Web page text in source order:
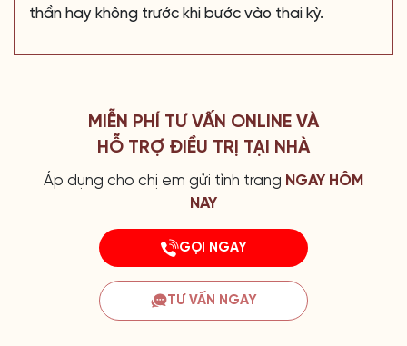
thần hay không trước khi bước vào thai kỳ.
MIỄN PHÍ TƯ VẤN ONLINE VÀ
HỖ TRỢ ĐIỀU TRỊ TẠI NHÀ
Áp dụng cho chị em gửi tình trang NGAY HÔM
NAY
GỌI NGAY
TƯ VẤN NGAY